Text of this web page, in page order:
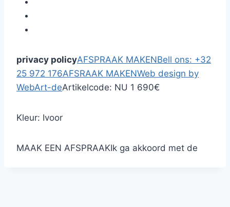
privacy policyAFSPRAAK MAKENBell ons: +32
25 972 176AFSRAAK MAKENWeb design by
WebArt-deArtikelcode: NU 1 690€
Kleur: Ivoor
MAAK EEN AFSPRAAKIk ga akkoord met de